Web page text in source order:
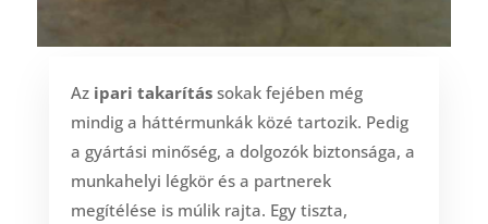
Az ipari takarítássokak fejében még
mindig a háttérmunkák közé tartozik. Pedig
a gyártási minőség, a dolgozók biztonsága, a
munkahelyi légkör és a partnerek
megítélése is múlik rajta. Egy tiszta,